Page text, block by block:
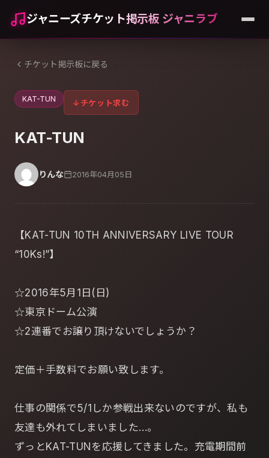
ジャニーズチケット掲示板 ジャニラブ
チケット掲示板に戻る
KAT-TUN ↓ チケット求む
KAT-TUN
りんな 2016年04月05日
【KAT-TUN 10TH ANNIVERSARY LIVE TOUR
“10Ks!”】
☆2016年5月1日(日)
☆東京ドーム公演
☆2連番でお譲り頂けないでしょうか？
定価＋手数料でお願い致します。
仕事の関係で5/1しか参戦出来ないのですが、私も
友達も外れてしまいました…。
ずっとKAT-TUNを応援してきました。充電期間前